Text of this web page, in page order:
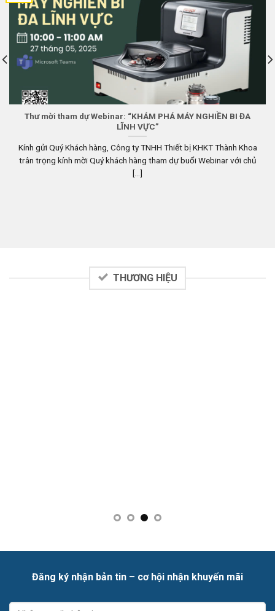
Thư mời tham dự Webinar: “KHÁM PHÁ MÁY NGHIỀN BI ĐA
LĨNH VỰC”
Kính gửi Quý Khách hàng, Công ty TNHH Thiết bị KHKT Thành Khoa
trân trọng kính mời Quý khách hàng tham dự buổi Webinar với chủ
[...]
THƯƠNG HIỆU
Đăng ký nhận bản tin – cơ hội nhận khuyến mãi